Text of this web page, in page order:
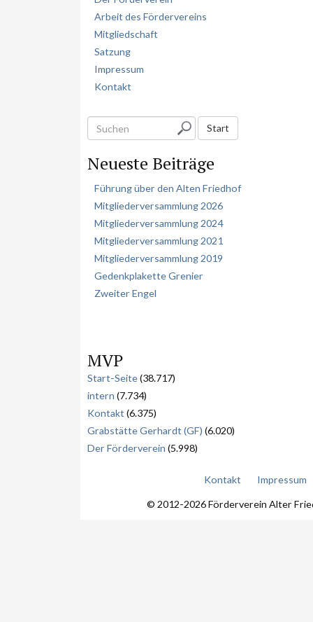
Arbeit des Fördervereins
Mitgliedschaft
Satzung
Impressum
Kontakt
u
c
Start
Neueste Beiträge
Führung über den Alten Friedhof
Mitgliederversammlung 2026
Mitgliederversammlung 2024
Mitgliederversammlung 2021
Mitgliederversammlung 2019
Gedenkplakette Grenier
Zweiter Engel
MVP
Start-Seite(38.717)
intern (7.734)
Kontakt (6.375)
Grabstätte Gerhardt (GF) (6.020)
Der Förderverein (5.998)
Kontakt Impressum
© 2012-2026 Förderverein Alter